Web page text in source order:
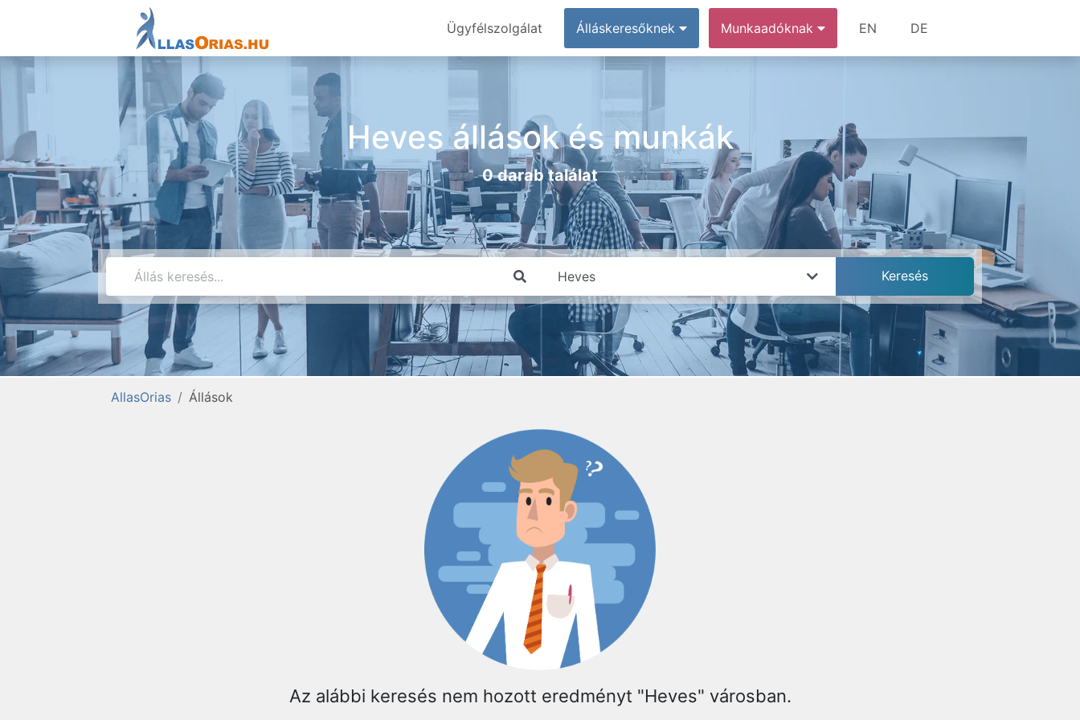
Ügyfélszolgálat Álláskeresőknek Munkaadóknak EN DE
Heves állások és munkák
0 darab találat
AllasOrias Állások
Az alábbi keresés nem hozott eredményt "Heves" városban.